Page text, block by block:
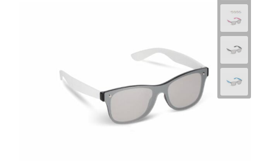
Goodiebags